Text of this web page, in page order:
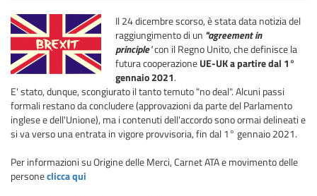
Il 24 dicembre scorso, è stata data notizia del
raggiungimento di un "agreement in
principle"con il Regno Unito, che definisce la
futura cooperazioneUE-UK a partire dal 1°
gennaio 2021.
E' stato, dunque, scongiurato il tanto temuto "no deal". Alcuni passi
formali restano da concludere (approvazioni da parte del Parlamento
inglese e dell'Unione), ma i contenuti dell'accordo sono ormai delineati e
si va verso una entrata in vigore provvisoria, fin dal 1° gennaio 2021.
Per informazioni su Origine delle Merci, Carnet ATA e movimento delle
personeclicca qui